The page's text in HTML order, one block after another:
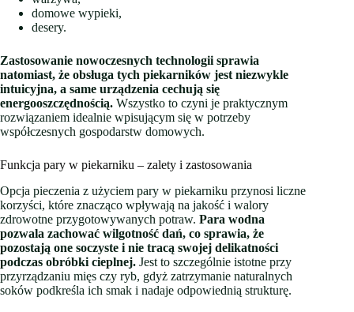
domowe wypieki,
desery.
Zastosowanie nowoczesnych technologii sprawia
natomiast, że obsługa tych piekarników jest niezwykle
intuicyjna, a same urządzenia cechują się
energooszczędnością. Wszystko to czyni je praktycznym
rozwiązaniem idealnie wpisującym się w potrzeby
współczesnych gospodarstw domowych.
Funkcja pary w piekarniku – zalety i zastosowania
Opcja pieczenia z użyciem pary w piekarniku przynosi liczne
korzyści, które znacząco wpływają na jakość i walory
zdrowotne przygotowywanych potraw. Para wodna
pozwala zachować wilgotność dań, co sprawia, że
pozostają one soczyste i nie tracą swojej delikatności
podczas obróbki cieplnej. Jest to szczególnie istotne przy
przyrządzaniu mięs czy ryb, gdyż zatrzymanie naturalnych
soków podkreśla ich smak i nadaje odpowiednią strukturę.